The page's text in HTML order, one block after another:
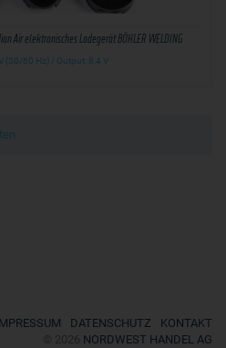
Air elektronisches Ladegerät BÖHLER WELDING
(50/60 Hz) / Output: 8,4 V
DATENSCHUTZ
KONTAKT
NORDWEST HANDEL AG